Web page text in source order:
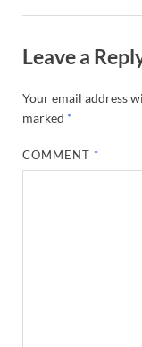
Leave a
Your email address
marked *
COMMENT *